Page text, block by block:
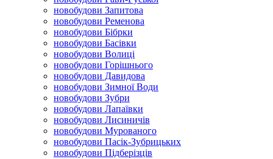
новобудови Запитова
новобудови Ременова
новобудови Бібрки
новобудови Басівки
новобудови Волиці
новобудови Горішнього
новобудови Давидова
новобудови Зимної Води
новобудови Зубри
новобудови Лапаївки
новобудови Лисиничів
новобудови Мурованого
новобудови Пасік-Зубрицьких
новобудови Підберізців